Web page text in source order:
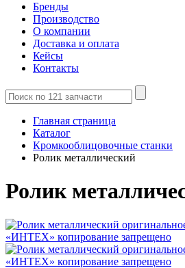
Бренды
Производство
О компании
Доставка и оплата
Кейсы
Контакты
Главная страница
Каталог
Кромкооблицовочные станки
Ролик металлический
Ролик